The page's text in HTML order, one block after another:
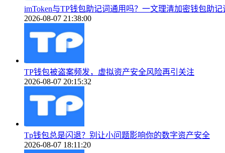
imToken与TP钱包助记词通用吗？一文理清加密钱包助记
2026-08-07 21:38:00
TP钱包被盗案频发，虚拟资产安全风险再引关注
2026-08-07 20:15:32
Tp钱包总是闪退？别让小问题影响你的数字资产安全
2026-08-07 18:11:20